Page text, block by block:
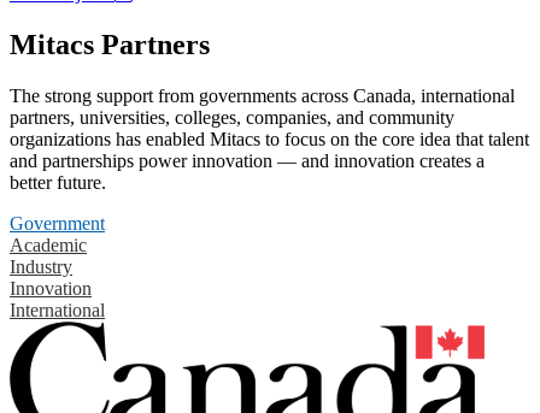
Mitacs Partners
The strong support from governments across Canada, international
partners, universities, colleges, companies, and community
organizations has enabled Mitacs to focus on the core idea that talent
and partnerships power innovation — and innovation creates a
better future.
Government
Academic
Industry
Innovation
International